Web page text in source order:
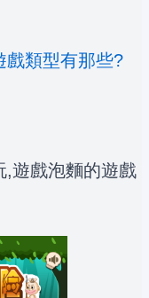
戲類型有那些?
,遊戲泡麵的遊戲